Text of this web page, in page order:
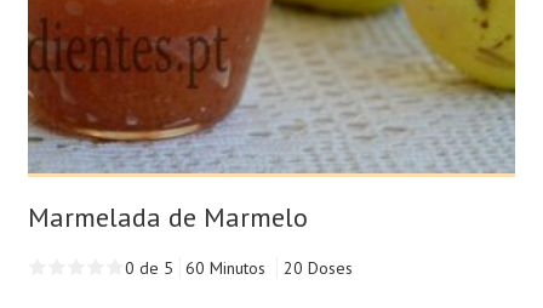
Marmelada de Marmelo
0 de 5 60 Minutos 20 Doses